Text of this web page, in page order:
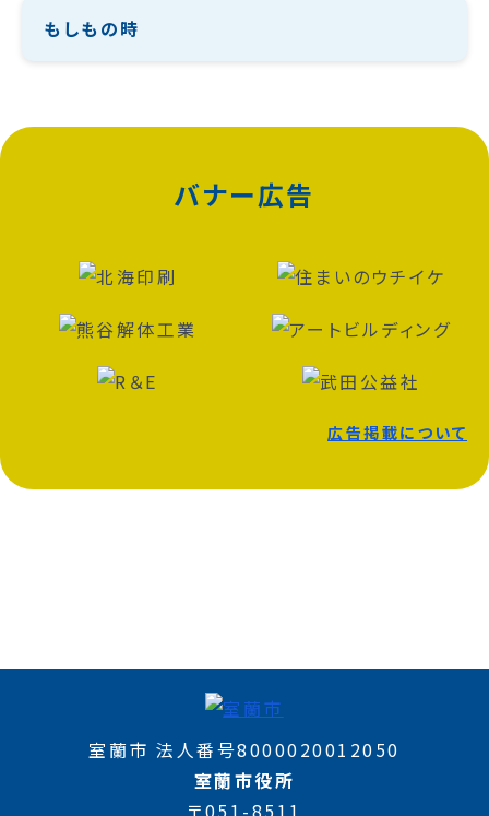
もしもの時
バナー広告
広告掲載について
室蘭市 法人番号8000020012050
室蘭市役所